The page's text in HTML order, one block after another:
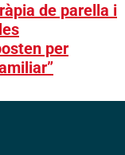
de parella i
per